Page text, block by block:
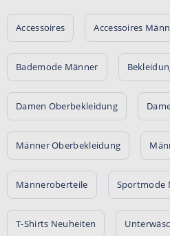
Accessoires Accessoires
Bademode Männer
Damen Oberbekleidung
Männer Oberbekleidung
Männeroberteile Sportmode
T-Shirts Neuheiten